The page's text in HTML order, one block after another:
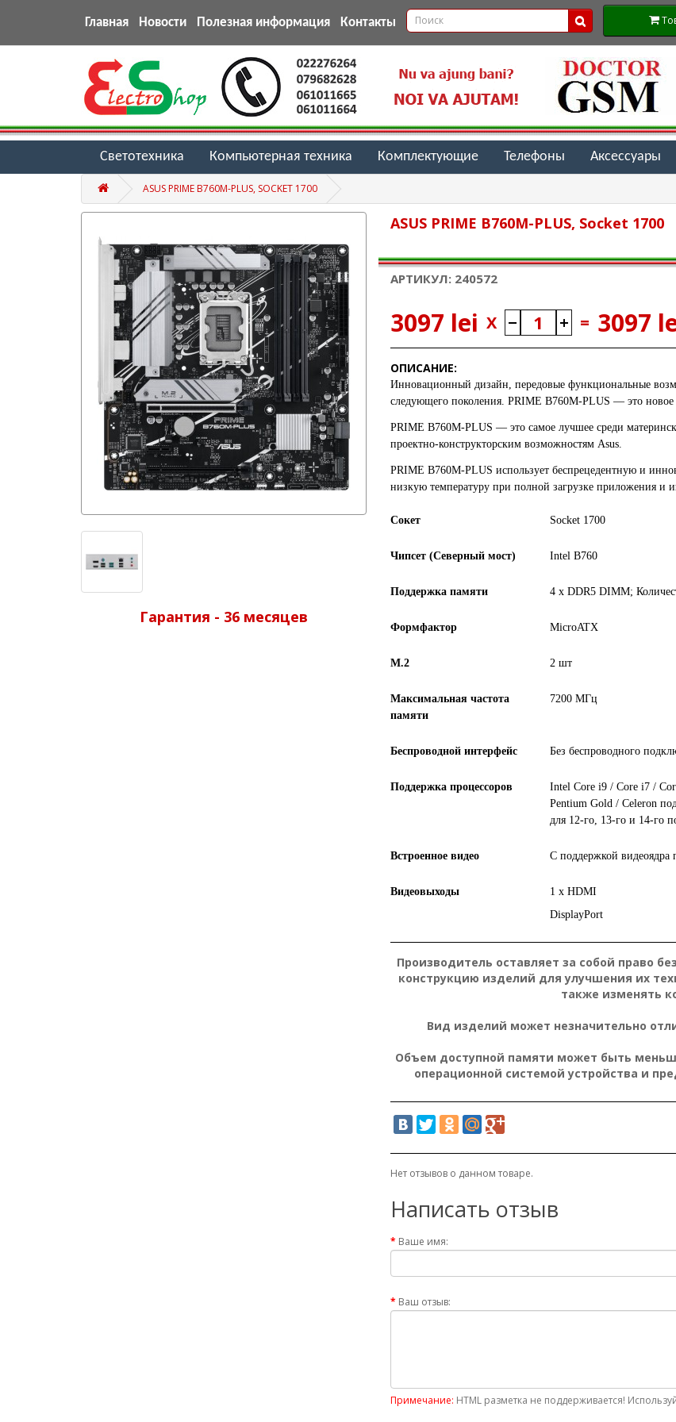
Главная Новости Полезная информация Контакты
Светотехника Компьютерная техника Комплектующие Телефоны Аксессуары
ASUS PRIME B760M-PLUS, SOCKET 1700
Гарантия - 36 месяцев
ASUS PRIME B760M-PLUS, Socket 1700
АРТИКУЛ: 240572
3097 lei X = 3097
ОПИСАНИЕ:
Инновационный дизайн, передовые функциональные
следующего поколения. PRIME B760M-PLUS — это новое
PRIME B760M-PLUS — это самое лучшее среди
проектно-конструкторским возможностям Asus
PRIME B760M-PLUS использует беспрецедентную и
низкую температуру при полной загрузке приложения и
Сокет Socket 1700
Чипсет (Северный мост) Intel B760
Поддержка памяти 4 x DDR5 DIMM;
Формфактор MicroATX
M.2 2 шт
Максимальная частота
памяти
7200 МГц
Беспроводной интерфейс Без беспроводного
Поддержка процессоров
Intel Core i9 / Core i7 /
Pentium Gold / Celeron
для 12-го, 13-го и 14-го
Встроенное видео С поддержкой видеоядра
Видеовыходы
1 х HDMI
DisplayPort
Производитель оставляет за собой право
конструкцию изделий для улучшения их
также изменять
Вид изделий может незначительно
Объем доступной памяти может быть
операционной системой устройства и
Нет отзывов о данном товаре.
Написать отзыв
Ваше имя:
Ваш отзыв:
Примечание: HTML разметка не поддерживается!